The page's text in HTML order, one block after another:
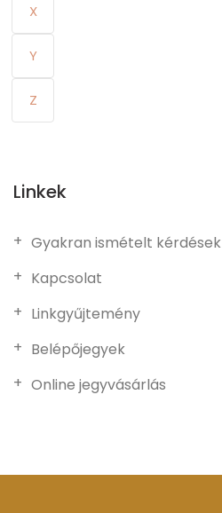
X
Y
Z
Linkek
Gyakran ismételt kérdések
Kapcsolat
Linkgyűjtemény
Belépőjegyek
Online jegyvásárlás